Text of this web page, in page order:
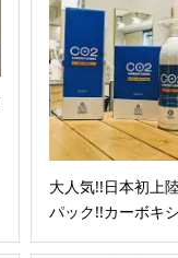
大人気!!日本初上
パック!!カーボキ